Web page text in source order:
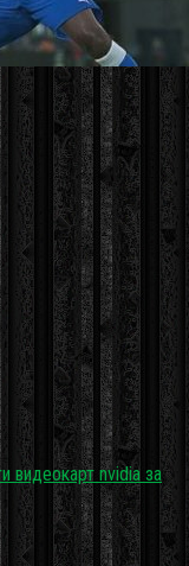
видеокарт nvidia за